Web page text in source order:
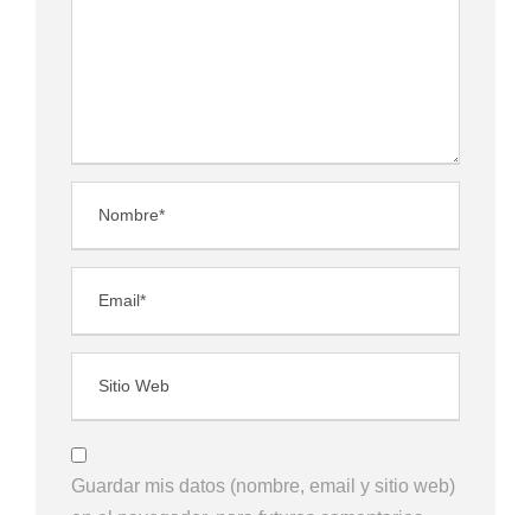
Guardar mis datos (nombre, email y sitio web)